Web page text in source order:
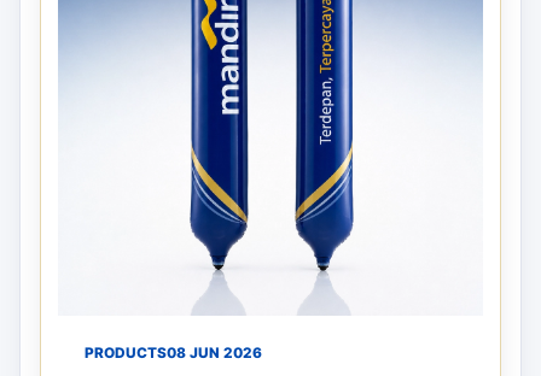
PRODUCTS08 JUN 2026